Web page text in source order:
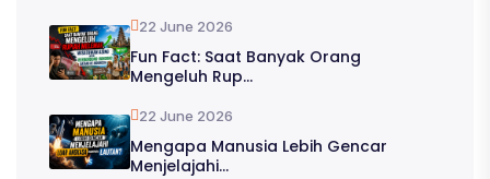
22 June 2026
Fun Fact: Saat Banyak Orang
Mengeluh Rup...
22 June 2026
Mengapa Manusia Lebih Gencar
Menjelajahi...